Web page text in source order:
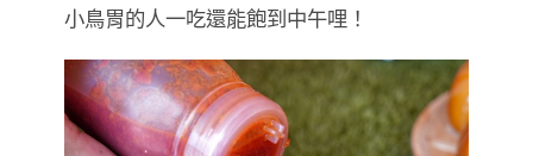
小鳥胃的人一吃還能飽到中午哩！